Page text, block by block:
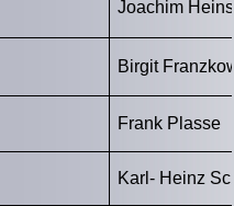
Joachim Heins
Birgit
Frank Plasse
Karl- Heinz